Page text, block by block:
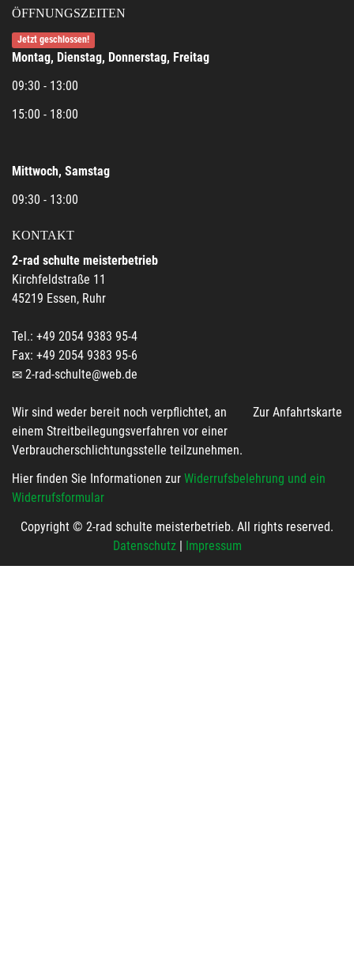
ÖFFNUNGSZEITEN
Jetzt geschlossen!
Montag, Dienstag, Donnerstag, Freitag
09:30 - 13:00
15:00 - 18:00
Mittwoch, Samstag
09:30 - 13:00
KONTAKT
2-rad schulte meisterbetrieb
Kirchfeldstraße 11
45219 Essen, Ruhr
Tel.: +49 2054 9383 95-4
Fax: +49 2054 9383 95-6
2-rad-schulte@web.de
Zur Anfahrtskarte
Wir sind weder bereit noch verpflichtet, an
einem Streitbeilegungsverfahren vor einer
Verbraucherschlichtungsstelle teilzunehmen.
Hier finden Sie Informationen zur Widerrufsbelehrung und ein
Widerrufsformular
Copyright © 2-rad schulte meisterbetrieb. All rights reserved.
Datenschutz| Impressum